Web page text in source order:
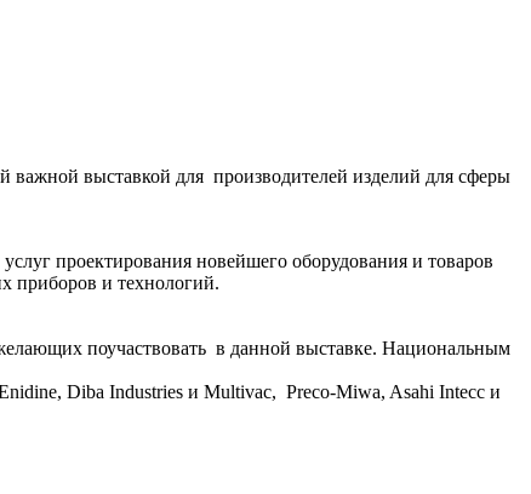
важной выставкой для производителей изделий для сферы
проектирования новейшего оборудования и товаров
приборов и технологий.
поучаствовать в данной выставке. Национальным
Diba Industries и Multivac, Preco-Miwa, Asahi Intecc и